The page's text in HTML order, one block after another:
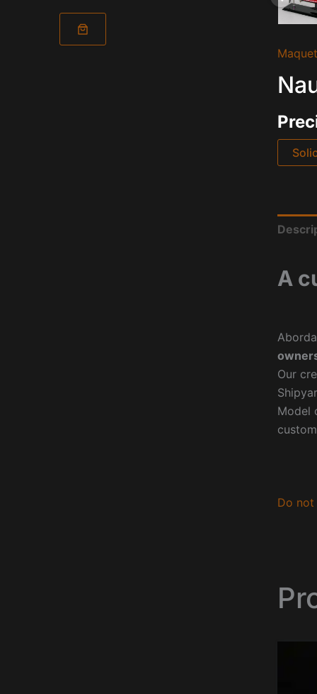
A
Our
Model
Do